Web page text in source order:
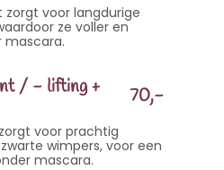
voor langdurige
ze voller en
mascara.
/ - lifting + 70,-
voor prachtig
wimpers, voor een
mascara.